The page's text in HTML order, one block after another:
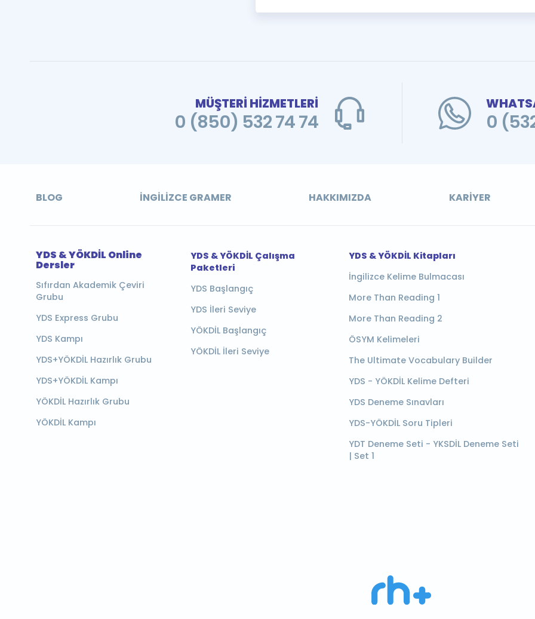
MÜŞTERİ HİZMETLERİ
0 (850) 532 74 74 0
BLOG İNGILIZCE GRAMER HAKKIMIZDA KARIYER
YDS & YÖKDİL Online
Dersler
Sıfırdan Akademik Çeviri
Grubu
YDS Express Grubu
YDS Kampı
YDS+YÖKDİL Hazırlık Grubu
YDS+YÖKDİL Kampı
YÖKDİL Hazırlık Grubu
YÖKDİL Kampı
YDS & YÖKDİL Çalışma
Paketleri
YDS Başlangıç
YDS İleri Seviye
YÖKDİL Başlangıç
YÖKDİL İleri Seviye
YDS & YÖKDİL Kitapları
İngilizce Kelime Bulmacası
More Than Reading 1
More Than Reading 2
ÖSYM Kelimeleri
The Ultimate Vocabulary Builder
YDS - YÖKDİL Kelime Defteri
YDS Deneme Sınavları
YDS-YÖKDİL Soru Tipleri
YDT Deneme Seti - YKSDİL Deneme Seti
| Set 1